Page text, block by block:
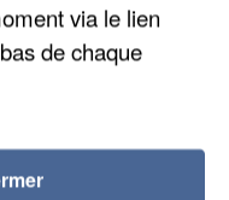
via le lien
de chaque